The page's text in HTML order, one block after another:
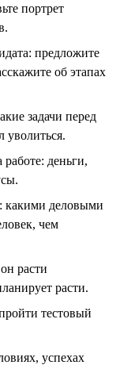
портрет
предложите
об этапах
задачи перед
уволиться.
деньги,
какими деловыми
чем
расти
расти.
тестовый
успехах